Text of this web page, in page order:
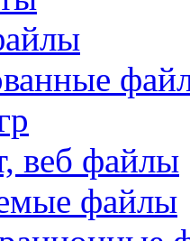
веб файлы
файлы